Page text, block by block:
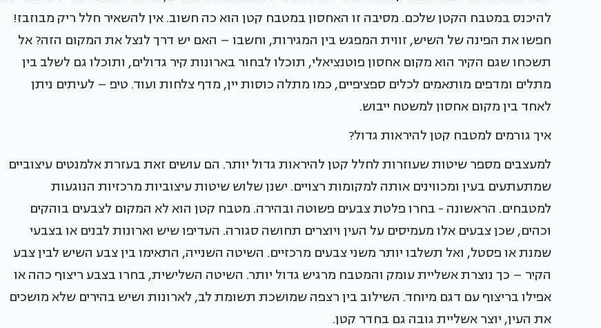
להיכנס במטבח הקטן שלכם. מסיבה זו האחסון במטבח קטן הוא כה חשוב. אין להשאיר חלל ריק מבוזבז!
חפשו את הפינה של השיש, זווית המפגש בין המגירות, וחשבו – האם יש דרך לנצל את המקום הזה? אל
תשכחו שגם הקיר הוא מקום אחסון פוטנציאלי, תוכלו לבחור בארונות קיר גדולים, ותוכלו גם לשלב בין
מתלים ומדפים מותאמים לכלים ספציפיים, כמו מתלה כוסות יין, מדף צלחות ועוד. טיפ – לעיתים ניתן
לאחד בין מקום אחסון למשטח ייבוש.
איך גורמים למטבח קטן להיראות גדול?
למעצבים מספר שיטות שעוזרות לחלל קטן להיראות גדול יותר. הם עושים זאת בעזרת אלמנטים עיצוביים
שמתעתעים בעין ומכווינים אותה למקומות רצויים. ישנן שלוש שיטות עיצוביות מרכזיות הנוגעות
למטבחים. הראשונה - בחרו פלטת צבעים פשוטה ובהירה. מטבח קטן הוא לא המקום לצבעים בוהקים
וכהים, שכן צבעים אלו מעמיסים על העין ויוצרים תחושה סגורה. העדיפו שיש וארונות לבנים או בצבעי
שמנת או פסטל, ואל תשלבו יותר משני צבעים מרכזיים. השיטה השנייה, התאימו בין צבע השיש לבין צבע
הקיר – כך נוצרת אשליית עומק והמטבח מרגיש גדול יותר. השיטה השלישית, בחרו בצבע ריצוף כהה או
אפילו בריצוף עם דגם מיוחד. השילוב בין רצפה שמושכת תשומת לב, לארונות ושיש בהירים שלא מושכים
את העין, יוצר אשליית גובה גם בחדר קטן.